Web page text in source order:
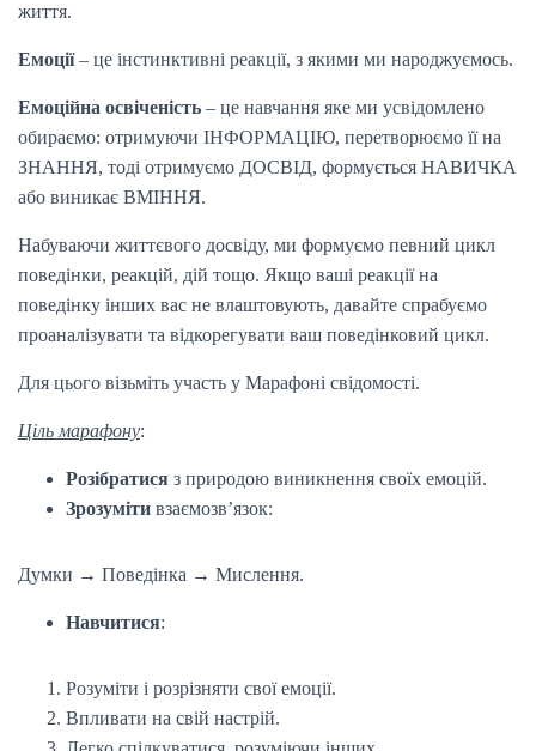
життя.
Емоції– це інстинктивні реакції, з якими ми народжуємось.
Емоційна освіченість – це навчання яке ми усвідомлено
обираємо: отримуючи ІНФОРМАЦІЮ, перетворюємо її на
ЗНАННЯ, тоді отримуємо ДОСВІД, формується НАВИЧКА
або виникає ВМІННЯ.
Набуваючи життєвого досвіду, ми формуємо певний цикл
поведінки, реакцій, дій тощо. Якщо ваші реакції на
поведінку інших вас не влаштовують, давайте спрабуємо
проаналізувати та відкорегувати ваш поведінковий цикл.
Для цього візьміть участь у Марафоні свідомості.
Ціль марафону:
Розібратися з природою виникнення своїх емоцій.
Зрозуміти взаємозв’язок:
Думки → Поведінка → Мислення.
Навчитися:
Розуміти і розрізняти свої емоції.
Впливати на свій настрій.